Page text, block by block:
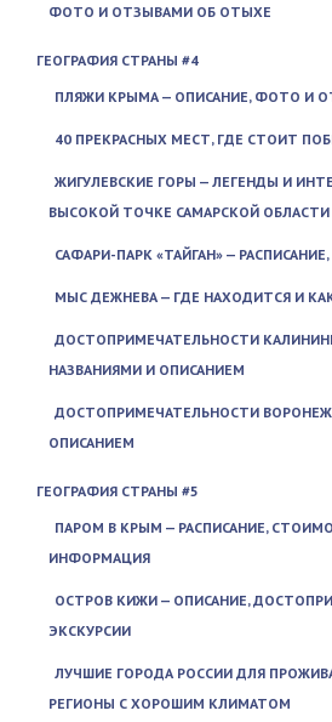
ФОТО И ОТЗЫВАМИ ОБ ОТЫХЕ
ГЕОГРАФИЯ СТРАНЫ #4
ПЛЯЖИ КРЫМА — ОПИСАНИЕ, ФОТО И
40 ПРЕКРАСНЫХ МЕСТ, ГДЕ СТОИТ
ЖИГУЛЕВСКИЕ ГОРЫ — ЛЕГЕНДЫ И
ВЫСОКОЙ ТОЧКЕ САМАРСКОЙ ОБЛАСТИ
САФАРИ-ПАРК «ТАЙГАН» —
МЫС ДЕЖНЕВА — ГДЕ НАХОДИТСЯ И
ДОСТОПРИМЕЧАТЕЛЬНОСТИ
НАЗВАНИЯМИ И ОПИСАНИЕМ
ДОСТОПРИМЕЧАТЕЛЬНОСТИ
ОПИСАНИЕМ
ГЕОГРАФИЯ СТРАНЫ #5
ПАРОМ В КРЫМ — РАСПИСАНИЕ,
ИНФОРМАЦИЯ
ОСТРОВ КИЖИ — ОПИСАНИЕ,
ЭКСКУРСИИ
ЛУЧШИЕ ГОРОДА РОССИИ ДЛЯ
РЕГИОНЫ С ХОРОШИМ КЛИМАТОМ